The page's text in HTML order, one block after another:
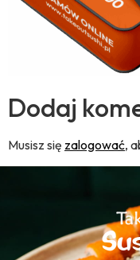
Dodaj
Musisz się zalogować,